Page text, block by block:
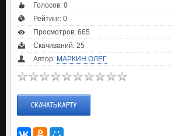
Голосов: 0
Рейтинг: 0
Просмотров: 665
Скачиваний: 25
Автор: МАРКИН ОЛЕГ
СКАЧАТЬ КАРТУ